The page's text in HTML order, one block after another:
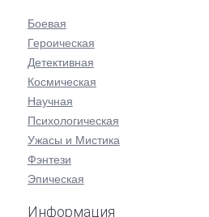
Боевая
Героическая
Детективная
Космическая
Научная
Психологическая
Ужасы и Мистика
Фэнтези
Эпическая
Информация